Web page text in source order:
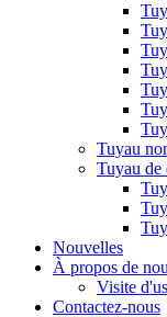
Tuyau
Tuyau de
Nouvelles
À propos de
Visite
Contactez-nous